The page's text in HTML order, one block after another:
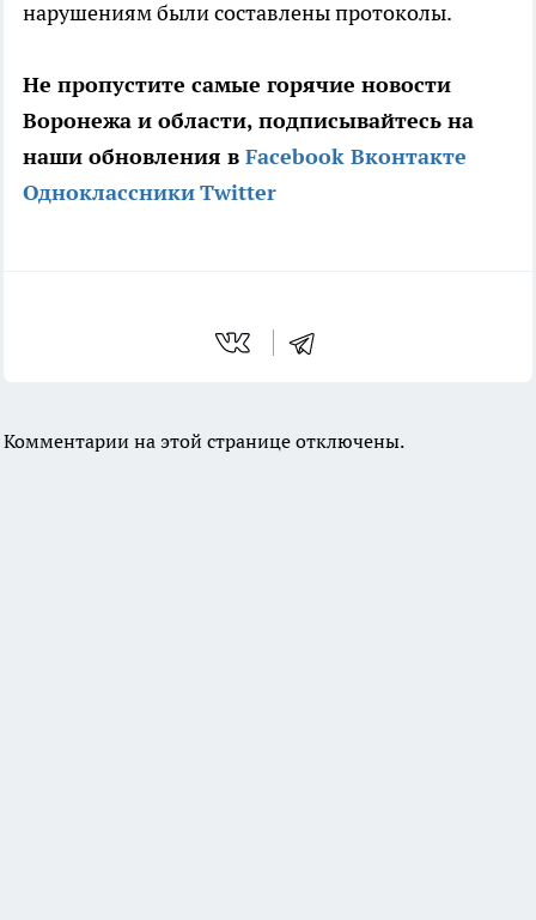
нарушениям были составлены протоколы.
Не пропустите самые горячие новости
Воронежа и области, подписывайтесь на
наши обновления в Facebook Вконтакте
ОдноклассникиTwitter
Комментарии на этой странице отключены.